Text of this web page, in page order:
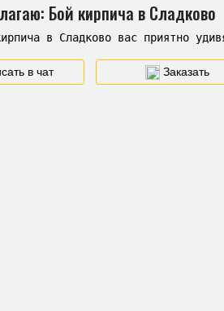
Бой кирпича в Сладково
в Сладково вас приятно
в чат Заказать